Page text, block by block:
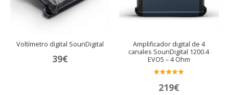
Voltímetro digital SounDigital
39€
Amplificador digital de 4
canales SounDigital 1200.4
EVO5 – 4 Ohm
do en
219€